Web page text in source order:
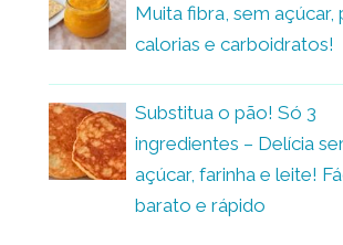
Muita fibra, sem açúcar,
calorias e carboidratos!
Substitua o pão! Só 3
ingredientes – Delícia
açúcar, farinha e leite!
barato e rápido